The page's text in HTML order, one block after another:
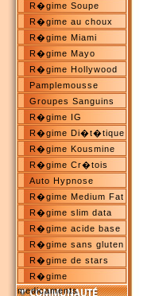
R�gime Soupe
R�gime au choux
R�gime Miami
R�gime Mayo
R�gime Hollywood
Pamplemousse
Groupes Sanguins
R�gime IG
R�gime Di�t�tique
R�gime Kousmine
R�gime Cr�tois
Auto Hypnose
R�gime Medium Fat
R�gime slim data
R�gime acide base
R�gime sans gluten
R�gime de stars
R�gime
medicaments